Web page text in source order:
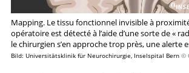
Mapping. Le tissu fonctionnel invisible à
opératoire est détecté à l’aide d’une sorte de «
le chirurgien s’en approche trop près, une alerte
Bild: Universitätsklinik für Neurochirurgie, Inselspital Bern ©